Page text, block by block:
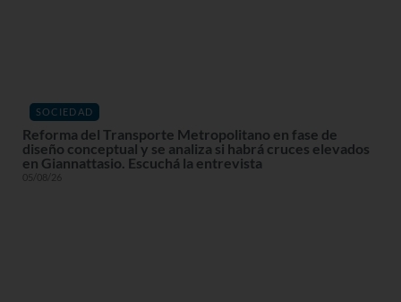
SOCIEDAD
Reforma del Transporte Metropolitano en fase de
diseño conceptual y se analiza si habrá cruces elevados
en Giannattasio. Escuchá la entrevista
05/08/26